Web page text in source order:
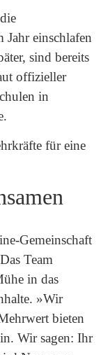
Jahr einschlafen
sind bereits
offizieller
in
für eine
Gemeinschaft
Team
in das
»Wir
bieten
Wir sagen: Ihr